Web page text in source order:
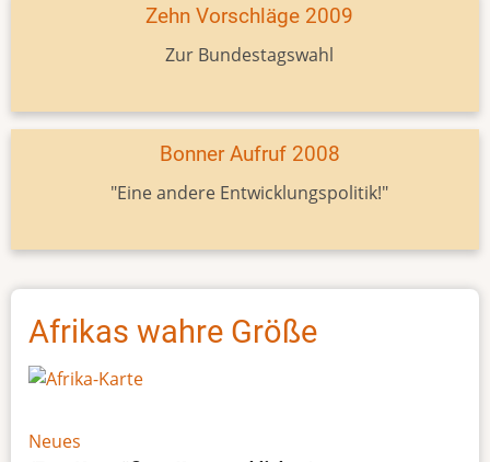
Zehn Vorschläge 2009
Zur Bundestagswahl
Bonner Aufruf 2008
"Eine andere Entwicklungspolitik!"
Afrikas wahre Größe
Neues